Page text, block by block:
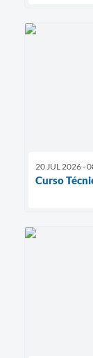
20 JUL 2026 -
Curso